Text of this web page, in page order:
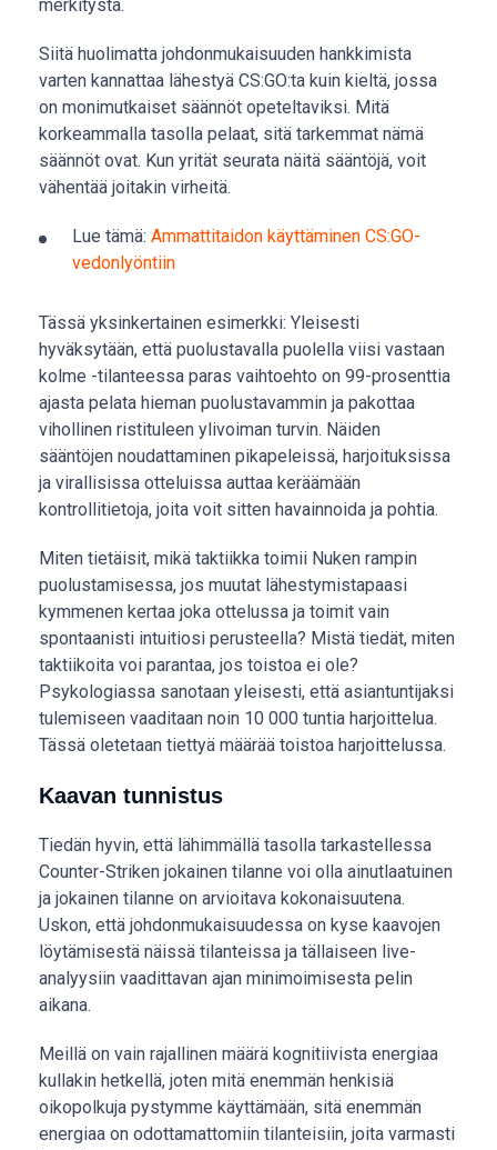
merkitystä.
Siitä huolimatta johdonmukaisuuden hankkimista
varten kannattaa lähestyä CS:GO:ta kuin kieltä, jossa
on monimutkaiset säännöt opeteltaviksi. Mitä
korkeammalla tasolla pelaat, sitä tarkemmat nämä
säännöt ovat. Kun yrität seurata näitä sääntöjä, voit
vähentää joitakin virheitä.
Lue tämä: Ammattitaidon käyttäminen CS:GO-
vedonlyöntiin
Tässä yksinkertainen esimerkki: Yleisesti
hyväksytään, että puolustavalla puolella viisi vastaan
kolme -tilanteessa paras vaihtoehto on 99-prosenttia
ajasta pelata hieman puolustavammin ja pakottaa
vihollinen ristituleen ylivoiman turvin. Näiden
sääntöjen noudattaminen pikapeleissä, harjoituksissa
ja virallisissa otteluissa auttaa keräämään
kontrollitietoja, joita voit sitten havainnoida ja pohtia.
Miten tietäisit, mikä taktiikka toimii Nuken rampin
puolustamisessa, jos muutat lähestymistapaasi
kymmenen kertaa joka ottelussa ja toimit vain
spontaanisti intuitiosi perusteella? Mistä tiedät, miten
taktiikoita voi parantaa, jos toistoa ei ole?
Psykologiassa sanotaan yleisesti, että asiantuntijaksi
tulemiseen vaaditaan noin 10 000 tuntia harjoittelua.
Tässä oletetaan tiettyä määrää toistoa harjoittelussa.
Kaavan tunnistus
Tiedän hyvin, että lähimmällä tasolla tarkastellessa
Counter-Striken jokainen tilanne voi olla ainutlaatuinen
ja jokainen tilanne on arvioitava kokonaisuutena.
Uskon, että johdonmukaisuudessa on kyse kaavojen
löytämisestä näissä tilanteissa ja tällaiseen live-
analyysiin vaadittavan ajan minimoimisesta pelin
aikana.
Meillä on vain rajallinen määrä kognitiivista energiaa
kullakin hetkellä, joten mitä enemmän henkisiä
oikopolkuja pystymme käyttämään, sitä enemmän
energiaa on odottamattomiin tilanteisiin, joita varmasti